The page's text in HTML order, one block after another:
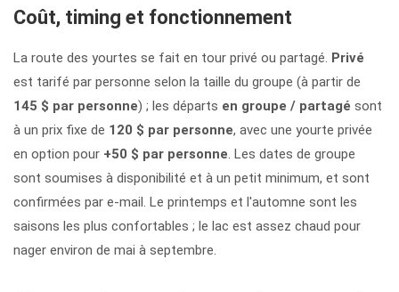
Coût, timing et fonctionnement
La route des yourtes se fait en tour privé ou partagé. Privé
est tarifé par personne selon la taille du groupe (à partir de
145 $ par personne) ; les départs en groupe / partagé sont
à un prix fixe de 120 $ par personne, avec une yourte privée
en option pour +50 $ par personne. Les dates de groupe
sont soumises à disponibilité et à un petit minimum, et sont
confirmées par e-mail. Le printemps et l'automne sont les
saisons les plus confortables ; le lac est assez chaud pour
nager environ de mai à septembre.